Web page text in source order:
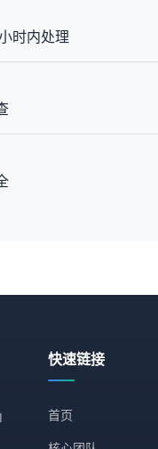
时内处理
快速链接
首页